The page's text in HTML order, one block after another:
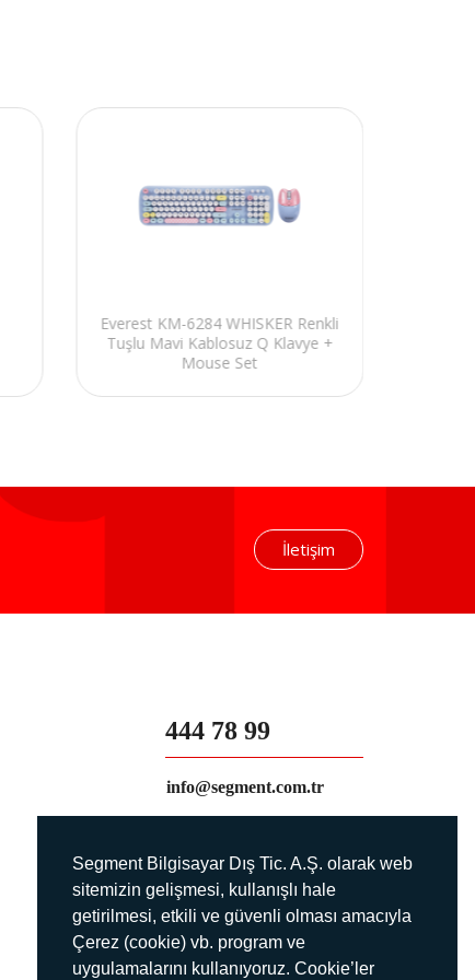
Segment Bilgisayar Dış Tic. A.Ş. olarak web
sitemizin gelişmesi, kullanışlı hale
getirilmesi, etkili ve güvenli olması amacıyla
Çerez (cookie) vb. program ve
uygulamalarını kullanıyoruz. Cookie’ler
Everest KM-6284 WHISKER Renkli
Tuşlu Mavi Kablosuz Q Klavye +
Mouse Set
İletişim
444 78 99
info@segment.com.tr